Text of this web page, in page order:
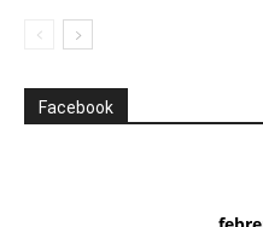
Facebook